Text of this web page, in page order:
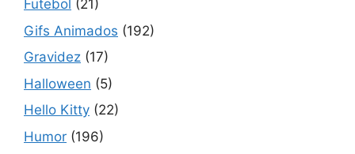
Futebol (21)
Gifs Animados (192)
Gravidez (17)
Halloween (5)
Hello Kitty (22)
Humor (196)